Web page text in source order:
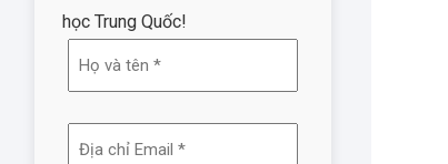
học Trung Quốc!
Họ
và
tên
(Required)
Địa